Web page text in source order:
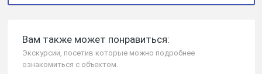
Вам также может понравиться:
Экскурсии, посетив которые можно подробнее
ознакомиться с объектом.